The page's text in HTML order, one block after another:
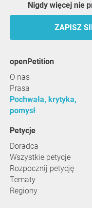
Nigdy więcej nie
ZAPISZ
openPetition
O nas
Prasa
Pochwała, krytyka,
pomysł
Petycje
Doradca
Wszystkie petycje
Rozpocznij petycję
Tematy
Regiony